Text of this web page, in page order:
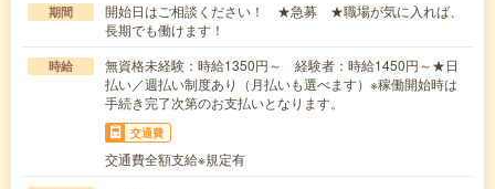
期間
開始日はご相談ください！ ★急募 ★職場が気に入れば、
長期でも働けます！
時給
無資格未経験：時給1350円～ 経験者：時給1450円～★日
払い／週払い制度あり（月払いも選べます）※稼働開始時は
手続き完了次第のお支払いとなります。
交通費
交通費全額支給※規定有